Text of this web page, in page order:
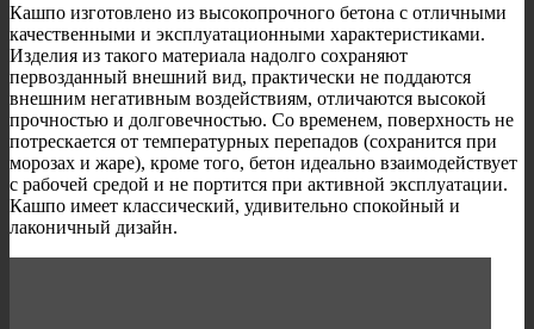
Кашпо изготовлено из высокопрочного бетона с отличными
качественными и эксплуатационными характеристиками.
Изделия из такого материала надолго сохраняют
первозданный внешний вид, практически не поддаются
внешним негативным воздействиям, отличаются высокой
прочностью и долговечностью. Со временем, поверхность не
потрескается от температурных перепадов (сохранится при
морозах и жаре), кроме того, бетон идеально взаимодействует
с рабочей средой и не портится при активной эксплуатации.
Кашпо имеет классический, удивительно спокойный и
лаконичный дизайн.